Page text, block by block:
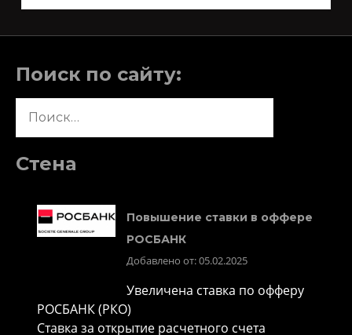
Поиск по сайту:
Стена
Повышение ставки в оффере
РОСБАНК
Добавлено от: 05.02.2025
Увеличена ставка по офферу
РОСБАНК (РКО)
Ставка за открытие расчетного счета